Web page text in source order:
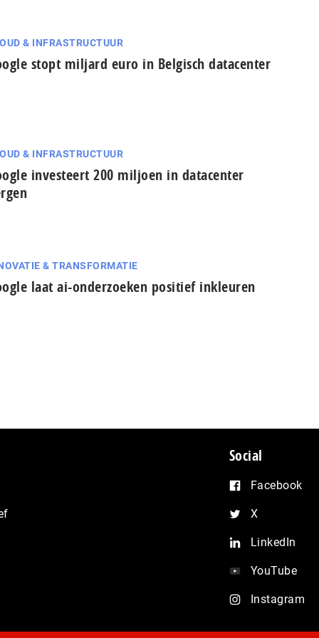
& INFRASTRUCTUUR
stopt miljard euro in Belgisch datacenter
& INFRASTRUCTUUR
investeert 200 miljoen in datacenter
& TRANSFORMATIE
laat ai-onderzoeken positief inkleuren
Social
Facebook
X
LinkedIn
YouTube
Instagram